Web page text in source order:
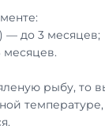
— до 3 месяцев;
рыбу, то